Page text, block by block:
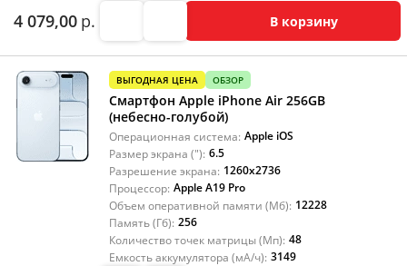
4 079,00 р. В корзину
ВЫГОДНАЯ ЦЕНА ОБЗОР
Смартфон Apple iPhone Air 256GB
(небесно-голубой)
Операционная система: Apple iOS
Размер экрана ("): 6.5
Разрешение экрана: 1260x2736
Процессор: Apple A19 Pro
Объем оперативной памяти (Мб): 12228
Память (Гб): 256
Количество точек матрицы (Мп): 48
Емкость аккумулятора (мА/ч): 3149